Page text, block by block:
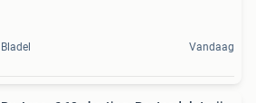
Bladel Vandaag